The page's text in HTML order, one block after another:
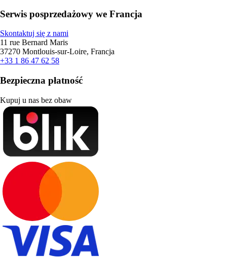
Serwis posprzedażowy we Francja
Skontaktuj się z nami
11 rue Bernard Maris
37270 Montlouis-sur-Loire, Francja
+33 1 86 47 62 58
Bezpieczna płatność
Kupuj u nas bez obaw